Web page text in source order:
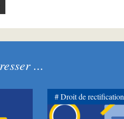
...
Droit de rectification